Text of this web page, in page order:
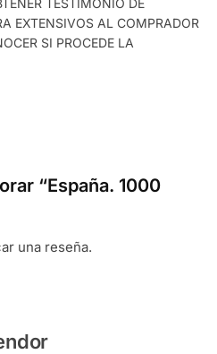
EXTENSIVOS AL COMPRADOR
SI PROCEDE LA
“España. 1000
una reseña.